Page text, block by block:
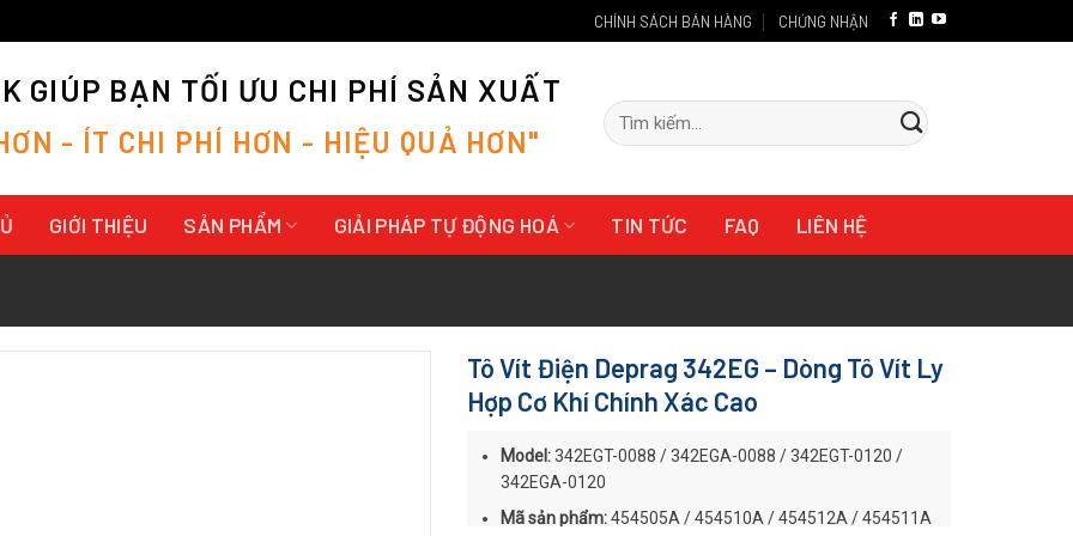
CHÍNH SÁCH BÁN HÀNG CHỨNG NHẬN
GIÚP BẠN TỐI ƯU CHI PHÍ SẢN XUẤT
ƠN - ÍT CHI PHÍ HƠN - HIỆU QUẢ HƠN"
Tìm
kiếm:
GIỚI THIỆU SẢN PHẨM GIẢI PHÁP TỰ ĐỘNG HOÁ TIN TỨC FAQ LIÊN HỆ
Tô Vít Điện Deprag 342EG – Dòng Tô Vít Ly
Hợp Cơ Khí Chính Xác Cao
Model:342EGT-0088 / 342EGA-0088 / 342EGT-0120 /
342EGA-0120
Mã sản phẩm:454505A / 454510A / 454512A / 454511A